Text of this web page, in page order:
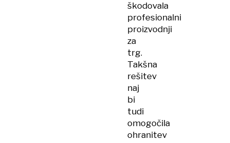
škodovala
profesionalni
proizvodnji
za
trg.
Takšna
rešitev
naj
bi
tudi
omogočila
ohranitev